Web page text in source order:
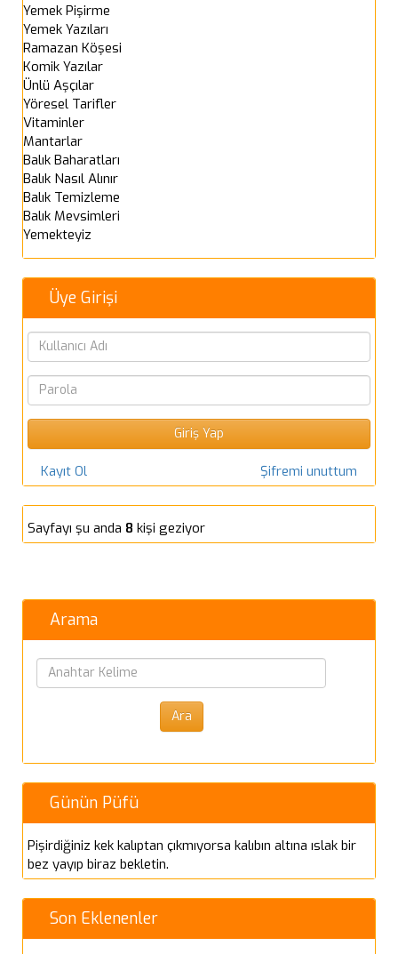
Yemek Pişirme
Yemek Yazıları
Ramazan Köşesi
Komik Yazılar
Ünlü Aşçılar
Yöresel Tarifler
Vitaminler
Mantarlar
Balık Baharatları
Balık Nasıl Alınır
Balık Temizleme
Balık Mevsimleri
Yemekteyiz
Üye Girişi
Kayıt Ol Şifremi unuttum
Sayfayı şu anda 8 kişi geziyor
Arama
Günün Püfü
Pişirdiğiniz kek kalıptan çıkmıyorsa kalıbın altına ıslak bir
bez yayıp biraz bekletin.
Son Eklenenler